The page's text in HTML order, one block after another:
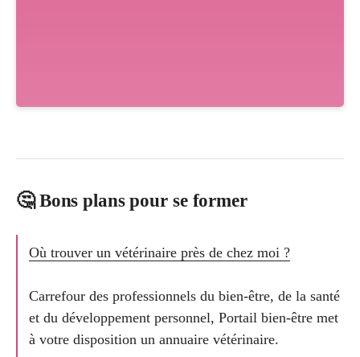
🤔 Bons plans pour se former
Où trouver un vétérinaire près de chez moi ?
Carrefour des professionnels du bien-être, de la santé
et du développement personnel, Portail bien-être met
à votre disposition un annuaire vétérinaire.